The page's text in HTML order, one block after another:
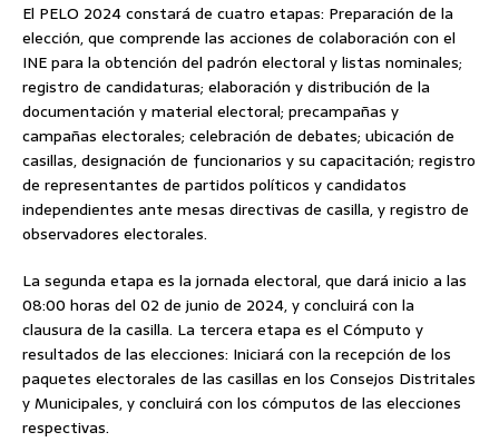
El PELO 2024 constará de cuatro etapas: Preparación de la
elección, que comprende las acciones de colaboración con el
INE para la obtención del padrón electoral y listas nominales;
registro de candidaturas; elaboración y distribución de la
documentación y material electoral; precampañas y
campañas electorales; celebración de debates; ubicación de
casillas, designación de funcionarios y su capacitación; registro
de representantes de partidos políticos y candidatos
independientes ante mesas directivas de casilla, y registro de
observadores electorales.
La segunda etapa es la jornada electoral, que dará inicio a las
08:00 horas del 02 de junio de 2024, y concluirá con la
clausura de la casilla. La tercera etapa es el Cómputo y
resultados de las elecciones: Iniciará con la recepción de los
paquetes electorales de las casillas en los Consejos Distritales
y Municipales, y concluirá con los cómputos de las elecciones
respectivas.